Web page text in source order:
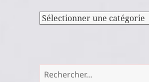
Par
Rechercher :